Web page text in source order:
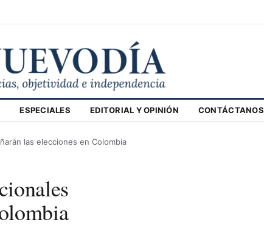
ESPECIALES EDITORIAL Y OPINIÓN CONTÁCTANOS
las elecciones en Colombia